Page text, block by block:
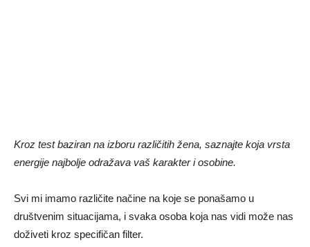
Kroz test baziran na izboru različitih žena, saznajte koja vrsta
energije najbolje odražava vaš karakter i osobine.
Svi mi imamo različite načine na koje se ponašamo u
društvenim situacijama, i svaka osoba koja nas vidi može nas
doživeti kroz specifičan filter.